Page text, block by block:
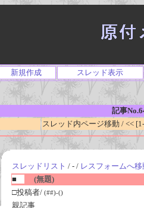
新規作成 スレッド表示
記事
スレッド内ページ移動 / <<
スレッドリスト / - / レスフォームへ移
■
(無題)
□投稿者/ (##)-()
親記事